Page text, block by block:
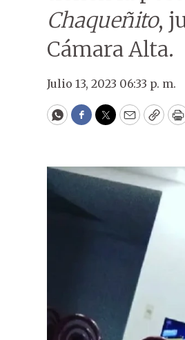
Chaqueñito,
Cámara Alta.
Julio 13, 2023 06:33 p. m.
WhatsApp
Facebook
Twitter
EmailCopy